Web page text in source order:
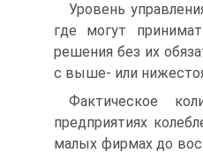
Уровень
где могут
решения без их
с выше- или
Фактическое
предприятиях
малых фирмах до